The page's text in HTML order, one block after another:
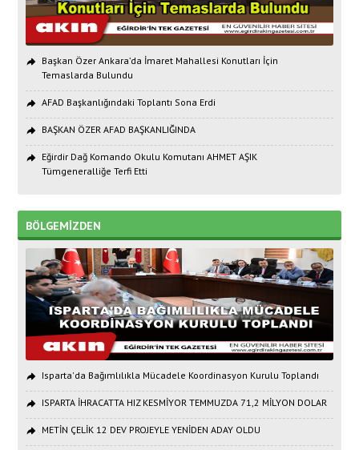
Başkan Özer Ankara’da İmaret Mahallesi Konutları İçin
Temaslarda Bulundu
AFAD Başkanlığındaki Toplantı Sona Erdi
BAŞKAN ÖZER AFAD BAŞKANLIĞINDA
Eğirdir Dağ Komando Okulu Komutanı AHMET AŞIK
Tümgeneralliğe Terfi Etti
BÖLGEMİZDEN
Isparta'da Bağımlılıkla Mücadele Koordinasyon Kurulu Toplandı
ISPARTA İHRACATTA HIZ KESMİYOR TEMMUZDA 71,2 MİLYON DOLAR
METİN ÇELİK 12 DEV PROJEYLE YENİDEN ADAY OLDU